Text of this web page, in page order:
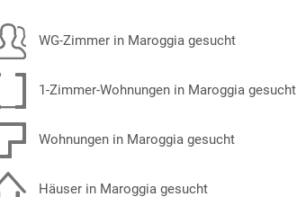
WG-Zimmer in Maroggia gesucht
1-Zimmer-Wohnungen in Maroggia gesucht
Wohnungen in Maroggia gesucht
Häuser in Maroggia gesucht